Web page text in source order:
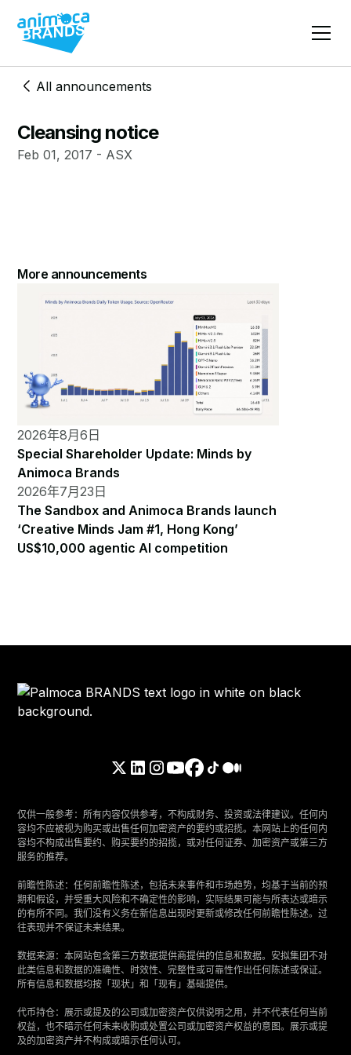
All announcements
Cleansing notice
Feb 01, 2017 - ASX
More announcements
2026年8月6日
Special Shareholder Update: Minds by
Animoca Brands
2026年7月23日
The Sandbox and Animoca Brands launch
‘Creative Minds Jam #1, Hong Kong’
US$10,000 agentic AI competition
仅供一般参考：所有内容仅供参考，不构成财务、投资或法律建议。任何内
容均不应被视为购买或出售任何加密资产的要约或招揽。本网站上的任何内
容均不构成出售要约、购买要约的招揽，或对任何证券、加密资产或第三方
服务的推荐。
‍前瞻性陈述：任何前瞻性陈述，包括未来事件和市场趋势，均基于当前的预
期和假设，并受重大风险和不确定性的影响，实际结果可能与所表达或暗示
的有所不同。我们没有义务在新信息出现时更新或修改任何前瞻性陈述。过
往表现并不保证未来结果。
‍数据来源：本网站包含第三方数据提供商提供的信息和数据。安拟集团不对
此类信息和数据的准确性、时效性、完整性或可靠性作出任何陈述或保证。
所有信息和数据均按「现状」和「现有」基础提供。
‍代币持仓：展示或提及的公司或加密资产仅供说明之用，并不代表任何当前
权益，也不暗示任何未来收购或处置公司或加密资产权益的意图。展示或提
及的加密资产并不构成或暗示任何认可。